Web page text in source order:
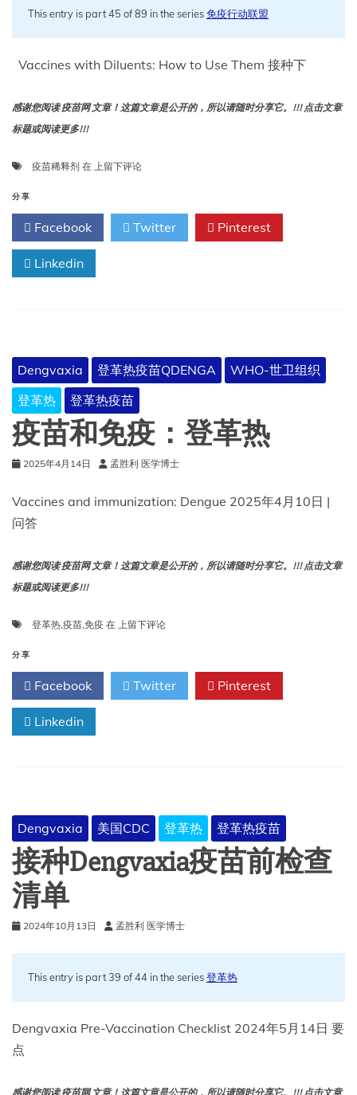
This entry is part 45 of 89 in the series免疫行动联盟
Vaccines with Diluents: How to Use Them 接种下
感谢您阅读 疫苗网 文章！这篇文章是公开的，所以请随时分享它。!!! 点击文章
标题或阅读更多!!!
疫苗稀释剂 在 含
剂
苗：
用
上留下评论
分享
Facebook Twitter Pinterest
Linkedin
Dengvaxia 登革热疫苗QDENGA
WHO-世卫组织
登革热
登革热疫苗
疫苗和免疫：登革热
2025年4月14日 孟胜利 医学博士
Vaccines and immunization: Dengue 2025年4月10日 |
问答
感谢您阅读 疫苗网 文章！这篇文章是公开的，所以请随时分享它。!!! 点击文章
标题或阅读更多!!!
登革热,疫苗,免疫 在 疫
免
疫：
登
上留下评论
分享
Facebook Twitter Pinterest
Linkedin
Dengvaxia 美国CDC 登革热 登革热疫苗
接种Dengvaxia疫苗前检查
清单
2024年10月13日 孟胜利 医学博士
This entry is part 39 of 44 in the series登革热
Dengvaxia Pre-Vaccination Checklist 2024年5月14日 要
点